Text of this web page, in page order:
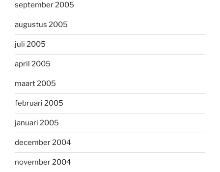
september 2005
augustus 2005
juli 2005
april 2005
maart 2005
februari 2005
januari 2005
december 2004
november 2004